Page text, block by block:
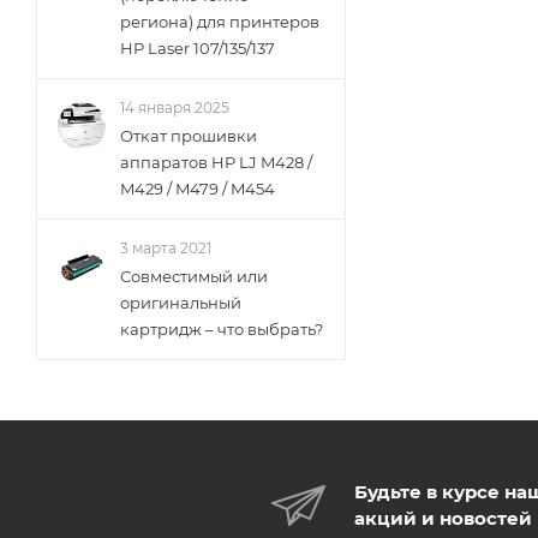
региона) для принтеров
HP Laser 107/135/137
14 января 2025
Откат прошивки
аппаратов HP LJ M428 /
M429 / M479 / M454
3 марта 2021
Совместимый или
оригинальный
картридж – что выбрать?
Будьте в курсе
акций и новостей